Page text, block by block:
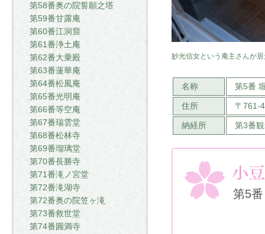
妙光信女という庵主さんが
名称 第5番
住所 〒761-
納経所 第3番
第5
第58番奥の院誓願之塔
第59番甘露庵
第60番江洞窟
第61番浄土庵
第62番大乗殿
第63番蓮華庵
第64番松風庵
第65番光明庵
第66番等空庵
第67番瑞雲堂
第68番松林寺
第69番瑠璃堂
第70番長勝寺
第71番滝ノ宮堂
第72番滝湖寺
第72番奥の院笠ヶ滝
第73番救世堂
第74番圓満寺